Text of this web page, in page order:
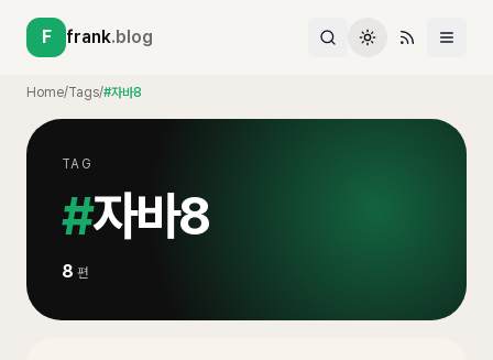
F frank.blog
Home/Tags/#자바8
TAG
#자바8
8 편